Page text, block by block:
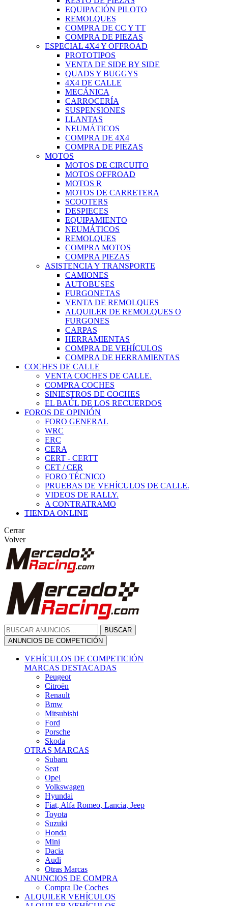
EQUIPACIÓN PILOTO
REMOLQUES
COMPRA DE CC Y TT
COMPRA DE PIEZAS
ESPECIAL 4X4 Y OFFROAD
PROTOTIPOS
VENTA DE SIDE BY SIDE
QUADS Y BUGGYS
4X4 DE CALLE
MECÁNICA
CARROCERÍA
SUSPENSIONES
LLANTAS
NEUMÁTICOS
COMPRA DE 4X4
COMPRA DE PIEZAS
MOTOS
MOTOS DE CIRCUITO
MOTOS OFFROAD
MOTOS R
MOTOS DE CARRETERA
SCOOTERS
DESPIECES
EQUIPAMIENTO
NEUMÁTICOS
REMOLQUES
COMPRA MOTOS
COMPRA PIEZAS
ASISTENCIA Y TRANSPORTE
CAMIONES
AUTOBUSES
FURGONETAS
VENTA DE REMOLQUES
ALQUILER DE REMOLQUES O
FURGONES
CARPAS
HERRAMIENTAS
COMPRA DE VEHÍCULOS
COMPRA DE HERRAMIENTAS
COCHES DE CALLE
VENTA COCHES DE CALLE.
COMPRA COCHES
SINIESTROS DE COCHES
EL BAÚL DE LOS RECUERDOS
FOROS DE OPINIÓN
FORO GENERAL
WRC
ERC
CERA
CERT - CERTT
CET / CER
FORO TÉCNICO
PRUEBAS DE VEHÍCULOS DE CALLE.
VIDEOS DE RALLY.
A CONTRATRAMO
TIENDA ONLINE
Cerrar
Volver
BUSCAR
ANUNCIOS DE COMPETICIÓN
VEHÍCULOS DE COMPETICIÓN
MARCAS DESTACADAS
Peugeot
Citroën
Renault
Bmw
Mitsubishi
Ford
Porsche
Skoda
OTRAS MARCAS
Subaru
Seat
Opel
Volkswagen
Hyundai
Fiat, Alfa Romeo, Lancia, Jeep
Toyota
Suzuki
Honda
Mini
Dacia
Audi
Otras Marcas
ANUNCIOS DE COMPRA
Compra De Coches
ALQUILER VEHÍCULOS